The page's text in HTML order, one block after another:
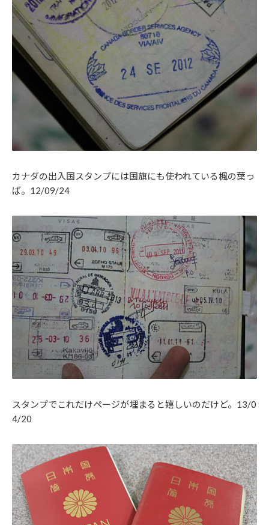
カナダの出入国スタンプには国旗にも使われている楓の葉っ
ぱ。12/09/24
スタンプでこれだけページが埋まると嬉しいのだけど。13/0
4/20